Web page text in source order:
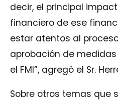
decir, el principal
financiero de ese
estar atentos al
aprobación de
el FMI”, agregó el Sr.
Sobre otros temas que